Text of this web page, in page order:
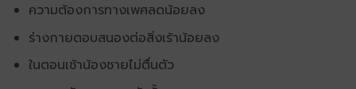
ความต้องการทางเพศลดน้อยลง
ร่างกายตอบสนองต่อสิ่งเร้าน้อยลง
ในตอนเช้าน้องชายไม่ตื่นตัว